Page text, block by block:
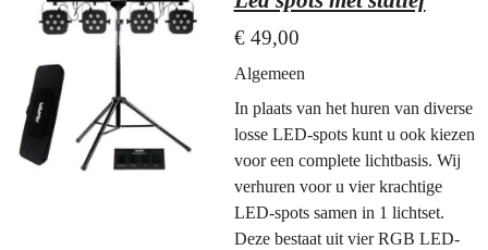
€ 49,00
Algemeen
In plaats van het huren van diverse
losse LED-spots kunt u ook kiezen
voor een complete lichtbasis. Wij
verhuren voor u vier krachtige
LED-spots samen in 1 lichtset.
Deze bestaat uit vier RGB LED-